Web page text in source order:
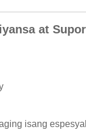
at
isang